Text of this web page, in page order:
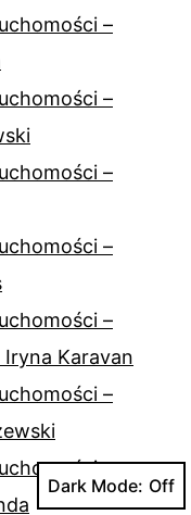
–
–
–
–
–
Iryna Karavan
–
–
Dark Mode: